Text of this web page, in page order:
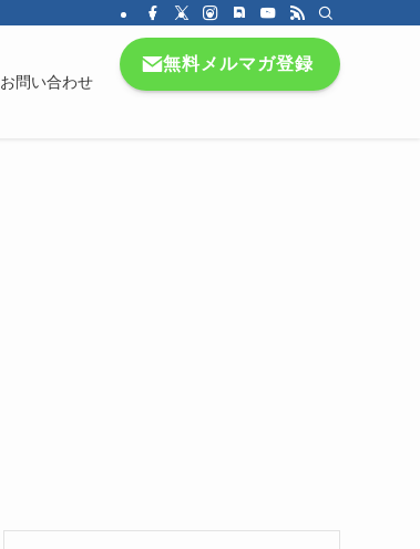
お問い合わせ
無料メルマガ登録